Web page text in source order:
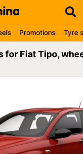
Promotions Tyre
for Fiat Tipo,